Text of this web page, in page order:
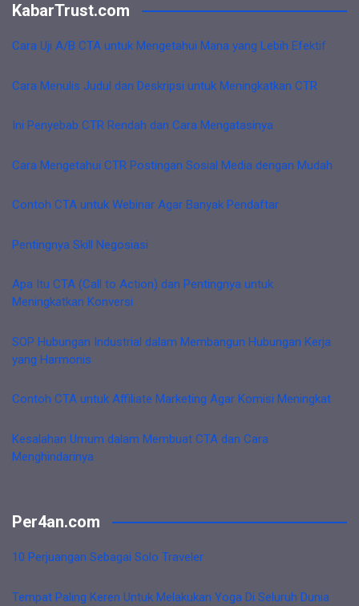
KabarTrust.com
Cara Uji A/B CTA untuk Mengetahui Mana yang Lebih Efektif
Cara Menulis Judul dan Deskripsi untuk Meningkatkan CTR
Ini Penyebab CTR Rendah dan Cara Mengatasinya
Cara Mengetahui CTR Postingan Sosial Media dengan Mudah
Contoh CTA untuk Webinar Agar Banyak Pendaftar
Pentingnya Skill Negosiasi
Apa Itu CTA (Call to Action) dan Pentingnya untuk
Meningkatkan Konversi
SOP Hubungan Industrial dalam Membangun Hubungan Kerja
yang Harmonis
Contoh CTA untuk Affiliate Marketing Agar Komisi Meningkat
Kesalahan Umum dalam Membuat CTA dan Cara
Menghindarinya
Per4an.com
10 Perjuangan Sebagai Solo Traveler
Tempat Paling Keren Untuk Melakukan Yoga Di Seluruh Dunia